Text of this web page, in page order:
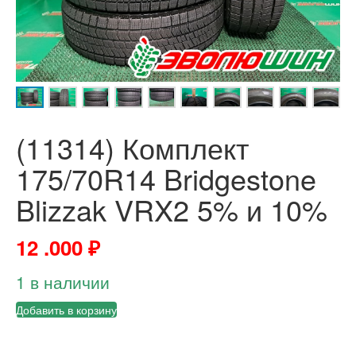
(11314) Комплект
175/70R14 Bridgestone
Blizzak VRX2 5% и 10%
12 .000₽
1 в наличии
Добавить в корзину